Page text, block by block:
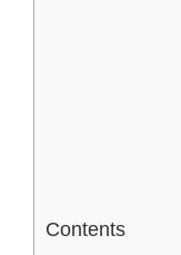
Contents